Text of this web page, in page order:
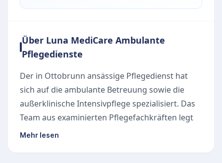
Über Luna MediCare Ambulante
Pflegedienste
Der in Ottobrunn ansässige Pflegedienst hat
sich auf die ambulante Betreuung sowie die
außerklinische Intensivpflege spezialisiert. Das
Team aus examinierten Pflegefachkräften legt
größten Wert darauf, den Menschen mit seiner
Mehr lesen